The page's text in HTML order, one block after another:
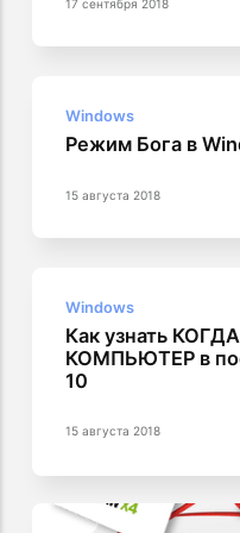
17 сентября 2018
Windows
Режим Бога в
15 августа 2018
Windows
Как узнать
КОМПЬЮТЕР в
10
15 августа 2018